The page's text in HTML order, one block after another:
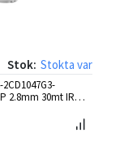
Stok: Stokta var
2.8mm 30mt IR